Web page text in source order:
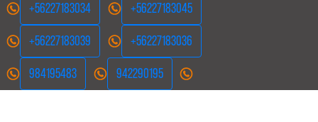
+56227183034
+56227183045
+56227183039 +56227183036
984195483 942290195